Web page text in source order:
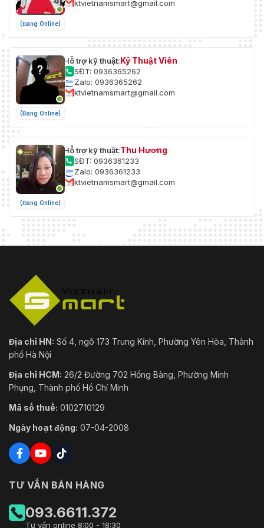
cơ bản
phương tiện), báo động phá hoại video, ngoại lệ
minh
kích hoạt báo động theo các loại mục tiêu
(con người và phương tiện))
Tải lên NAS/thẻ nhớ/FTP, thông báo cho trung
năng học
sâu
Chụp khuôn mặt: Đúng
Bảo vệ
chu vi
Vượt qua ranh giới, xâm nhập, vào vùng, ra
Kích
thước
Ø121,4 mm × 92,2 mm (Ø4,8" × 3,6")
thước gói
hàng
150 mm × 150 mm × 141 mm (5,9" × 5,9" × 5,6")
Trọng
lượng
Xấp xỉ 580 g (1,3 lb.)
Với Trọng
lượng Gói
Xấp xỉ 820 g (1,8 lb.)
Điều kiện
khởi động
và vận
-30 °C đến 60 °C (-22 °F đến 140 °F). Độ ẩm
xuống (không ngưng tụ)
(Đang Online)
ktvietnamsmart@gmail.com
(Đang Online)
Hỗ trợ kỹ thuật:Kỹ Thuật Viên
SĐT: 0936365262
Zalo: 0936365262
ktvietnamsmart@gmail.com
(Đang Online)
Hỗ trợ kỹ thuật:Thu Hương
SĐT: 0936361233
Zalo: 0936361233
ktvietnamsmart@gmail.com
Địa chỉ HN: Số 4, ngõ 173 Trung Kính, Phường Yên Hòa, Thành
phố Hà Nội
Địa chỉ HCM: 26/2 Đường 702 Hồng Bàng, Phường Minh
Phụng, Thành phố Hồ Chí Minh
Mã số thuế: 0102710129
Ngày hoạt động: 07-04-2008
TƯ VẤN BÁN HÀNG
093.6611.372
Tư vấn online 8:00 - 18:30